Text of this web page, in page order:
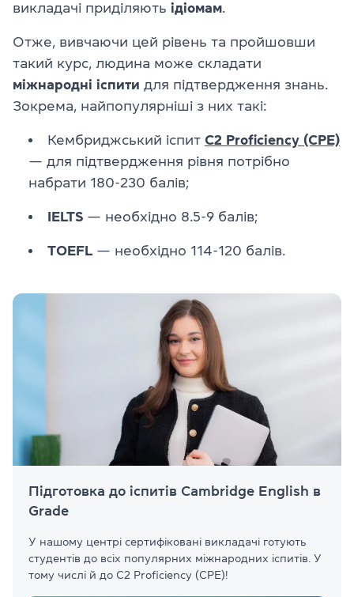
викладачі приділяють ідіомам.
Отже, вивчаючи цей рівень та пройшовши
такий курс, людина може складати
міжнародні іспити для підтвердження знань.
Зокрема, найпопулярніші з них такі:
Кембриджський іспит C2 Proficiency (CPE)
— для підтвердження рівня потрібно
набрати 180-230 балів;
IELTS — необхідно 8.5-9 балів;
TOEFL — необхідно 114-120 балів.
Підготовка до іспитів Cambridge English в
Grade
У нашому центрі сертифіковані викладачі готують
студентів до всіх популярних міжнародних іспитів. У
тому числі й до C2 Proficiency (CPE)!